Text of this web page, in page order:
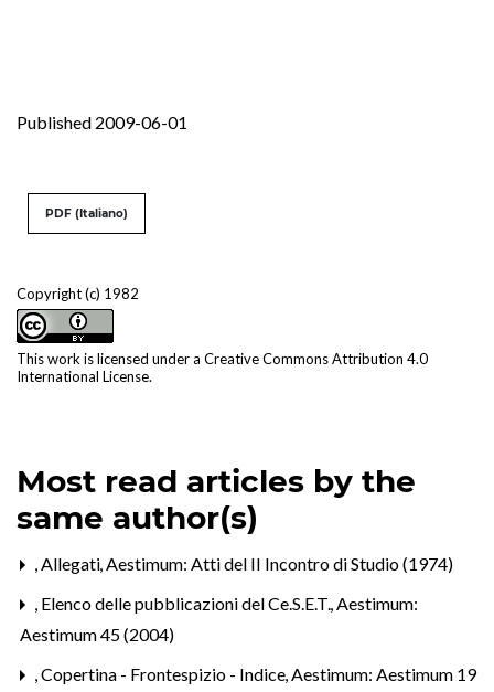
Published 2009-06-01
Copyright (c) 1982
This work is licensed under a Creative Commons Attribution 4.0
International License.
PDF (Italiano)
Most read articles by the
same author(s)
,Allegati,Aestimum: Atti del II Incontro di Studio (1974)
, Elenco delle pubblicazioni del Ce.S.E.T.,Aestimum:
Aestimum 45 (2004)
,Copertina - Frontespizio - Indice,Aestimum: Aestimum 19